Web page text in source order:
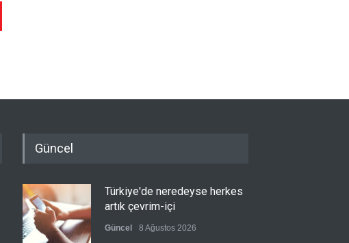
Güncel
Türkiye'de neredeyse herkes
artık çevrim-içi
Güncel 8 Ağustos 2026